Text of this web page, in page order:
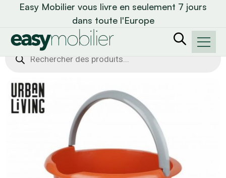
Easy Mobilier vous livre en seulement 7 jours
dans toute l'Europe
Recherche
de